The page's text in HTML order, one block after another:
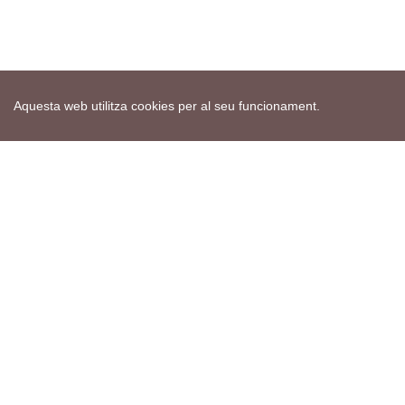
Aquesta web utilitza cookies per al seu funcionament.